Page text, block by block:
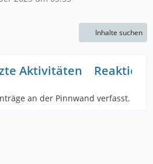
Inhalte suchen
Aktivitäten
an der Pinnwand verfasst.